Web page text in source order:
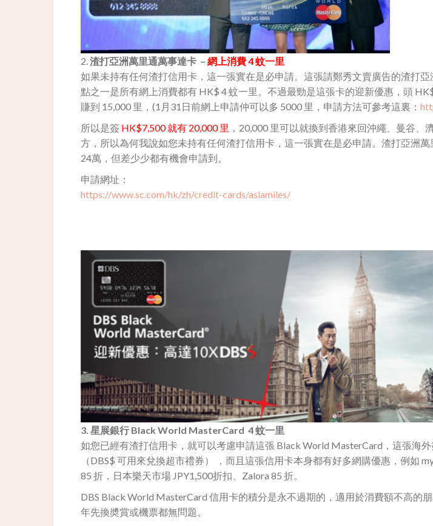
2.渣打亞洲萬里通萬事達卡 – 網上消費 4 蚊一里
如果未持有任何渣打信用卡，這一張實在是必申請。這張請鄭秀文賣廣告的渣打
點之一是所有網上消費都有 HK$ 4 蚊一里。不過最勁是這張卡的迎新優惠，頭
賺到 15,000 里，(1月31日前網上申請仲可以多 5000 里，申請方法可參考這裏：
所以是簽 HK$7,500 就有 20,000 里 ，20,000 里可以就換到香港來回沖繩、曼谷、
方，所以為何我說如您未持有任何渣打信用卡，這一張實在是必申請。渣打亞洲
24萬，但差少少都有機會申請到。
申請網址：
https://www.sc.com/hk/zh/credit-cards/asiamiles/
3. 星展銀行 Black World MasterCard 4 蚊一里
如您已經有渣打信用卡，就可以考慮申請這張 Black World MasterCard，這張海外
（DBS$ 可用來兌換超市禮券） ，而且這張信用卡本身都有好多網購優惠，例如
85 折，日本樂天市場 JPY1,500折扣、Zalora 85 折。
DBS Black World MasterCard 信用卡的積分是永不過期的，適用於消費額不高的
年先換奬賞或機票都無問題。